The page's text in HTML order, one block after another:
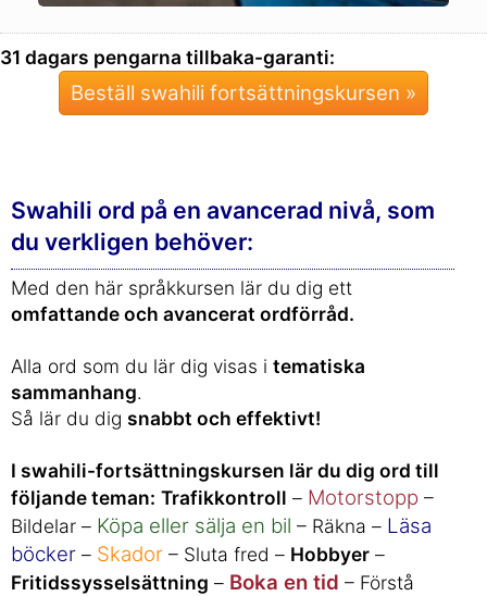
31 dagars pengarna tillbaka-garanti:
Beställ swahili fortsättningskursen »
Swahili ord på en avancerad nivå, som
du verkligen behöver:
Med den här språkkursen lär du dig ett
omfattande och avancerat ordförråd.
Alla ord som du lär dig visas i tematiska
sammanhang.
Så lär du dig snabbt och effektivt!
I swahili-fortsättningskursen lär du dig ord till
följande teman: Trafikkontroll – Motorstopp –
Bildelar – Köpa eller sälja en bil – Räkna – Läsa
böcker – Skador – Sluta fred – Hobbyer –
Fritidssysselsättning – Boka en tid – Förstå